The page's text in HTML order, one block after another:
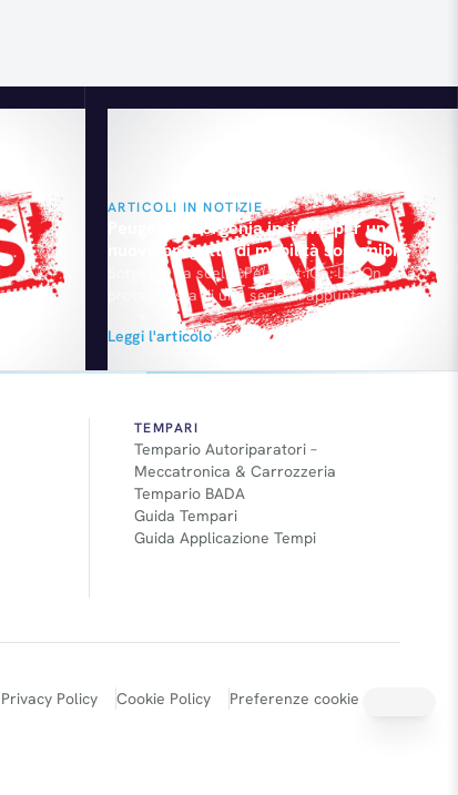
ARTICOLI IN NOTIZIE
Peugeot e Sorgenia insieme per un
nuovo progetto di mobilità sostenibile
Sorgenia ha scelto Peugeot iOn: La iOn, è la
protagonista di una serie di appuntamenti
itineranti, organizzati appunto in
collaborazione con Sorgenia, che si tengono
riguardanti ambiente, motori ed
ecosostenibilità, ma si può partecipare a dei
test drive…
Leggi l'articolo
TEMPARI
Tempario Autoriparatori –
Meccatronica & Carrozzeria
Tempario BADA
Guida Tempari
Guida Applicazione Tempi
Privacy Policy Cookie Policy Preferenze cookie